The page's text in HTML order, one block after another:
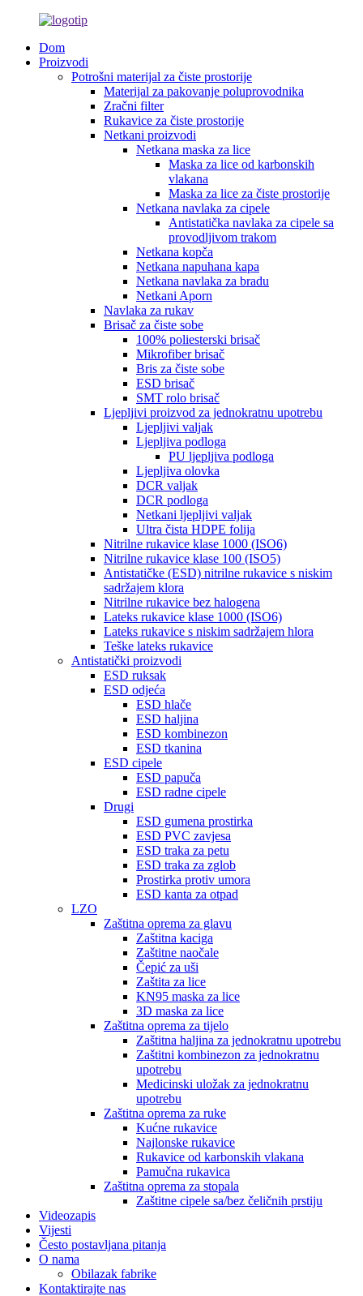
Dom
Proizvodi
Potrošni materijal za čiste prostorije
Materijal za pakovanje poluprovodnika
Zračni filter
Rukavice za čiste prostorije
Netkani proizvodi
Netkana maska ​​za lice
Maska za lice od karbonskih
vlakana
Maska za lice za čiste prostorije
Netkana navlaka za cipele
Antistatička navlaka za cipele sa
provodljivom trakom
Netkana kopča
Netkana napuhana kapa
Netkana navlaka za bradu
Netkani Aporn
Navlaka za rukav
Brisač za čiste sobe
100% poliesterski brisač
Mikrofiber brisač
Bris za čiste sobe
ESD brisač
SMT rolo brisač
Ljepljivi proizvod za jednokratnu upotrebu
Ljepljivi valjak
Ljepljiva podloga
PU ljepljiva podloga
Ljepljiva olovka
DCR valjak
DCR podloga
Netkani ljepljivi valjak
Ultra čista HDPE folija
Nitrilne rukavice klase 1000 (ISO6)
Nitrilne rukavice klase 100 (ISO5)
Antistatičke (ESD) nitrilne rukavice s niskim
sadržajem klora
Nitrilne rukavice bez halogena
Lateks rukavice klase 1000 (ISO6)
Lateks rukavice s niskim sadržajem hlora
Teške lateks rukavice
Antistatički proizvodi
ESD ruksak
ESD odjeća
ESD hlače
ESD haljina
ESD kombinezon
ESD tkanina
ESD cipele
ESD papuča
ESD radne cipele
Drugi
ESD gumena prostirka
ESD PVC zavjesa
ESD traka za petu
ESD traka za zglob
Prostirka protiv umora
ESD kanta za otpad
LZO
Zaštitna oprema za glavu
Zaštitna kaciga
Zaštitne naočale
Čepić za uši
Zaštita za lice
KN95 maska ​​za lice
3D maska ​​za lice
Zaštitna oprema za tijelo
Zaštitna haljina za jednokratnu upotrebu
Zaštitni kombinezon za jednokratnu
upotrebu
Medicinski uložak za jednokratnu
upotrebu
Zaštitna oprema za ruke
Kućne rukavice
Najlonske rukavice
Rukavice od karbonskih vlakana
Pamučna rukavica
Zaštitna oprema za stopala
Zaštitne cipele sa/bez čeličnih prstiju
Videozapis
Vijesti
Često postavljana pitanja
O nama
Obilazak fabrike
Kontaktirajte nas